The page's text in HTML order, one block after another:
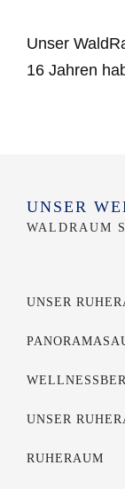
Unser
16 Jahren
UNSER
WALDRAUM
UNSER
UNSER
RUHERAUM